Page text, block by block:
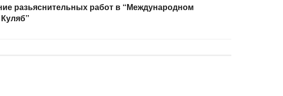
разьяснительных работ в “Международном